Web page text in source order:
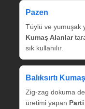
Pazen
Tüylü ve yumuşak
Kumaş Alanlar
sık kullanılır.
Balıksırtı Kumaş
Zig‑zag dokuma
üretimi yapan